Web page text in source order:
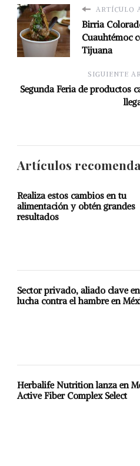
ARTÍCULO
Birria
Cuauhtémoc
Tijuana
SIGUIENTE
Segunda Feria de productos
Artículos
Realiza estos cambios en tu
alimentación y obtén grandes
resultados
Sector privado, aliado clave
lucha contra el hambre en
Herbalife Nutrition lanza en
Active Fiber Complex Select